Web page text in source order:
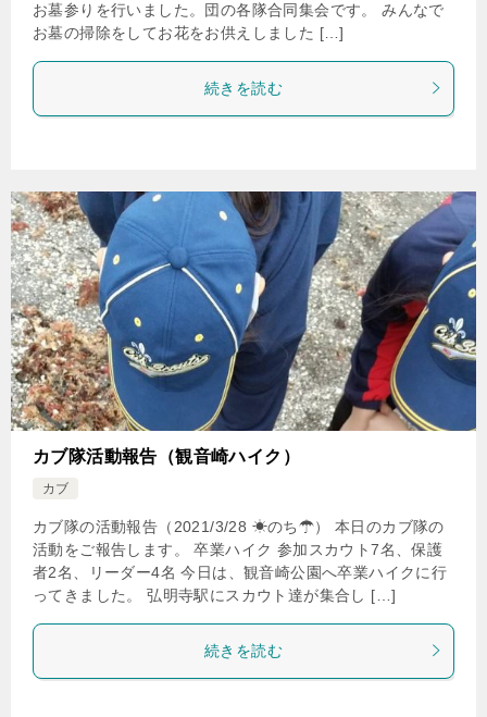
お墓参りを行いました。団の各隊合同集会です。 みんなで
お墓の掃除をしてお花をお供えしました […]
続きを読む
カブ隊活動報告（観音崎ハイク）
カブ
カブ隊の活動報告（2021/3/28 ☀のち☂） 本日のカブ隊の
活動をご報告します。 卒業ハイク 参加スカウト7名、保護
者2名、リーダー4名 今日は、観音崎公園へ卒業ハイクに行
ってきました。 弘明寺駅にスカウト達が集合し […]
続きを読む